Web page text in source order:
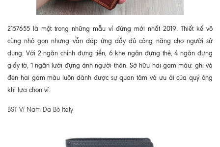
2157655 là một trong những mẫu ví đứng mới nhất 2019. Thiết kế vô
cùng nhỏ gọn nhưng vẫn đáp ứng đầy đủ công năng cho người sử
dụng. Với 2 ngăn chính đựng tiền, 6 khe ngăn đựng thẻ, 4 ngăn đựng
giấy tờ, 1 ngăn lưới đựng ảnh người thân. Sở hữu hai gam màu: ghi và
đen hai gam màu luôn dành được sự quan tâm và ưu ái của quý ông
khi lựa chọn ví.
BST Ví Nam Da Bò Italy